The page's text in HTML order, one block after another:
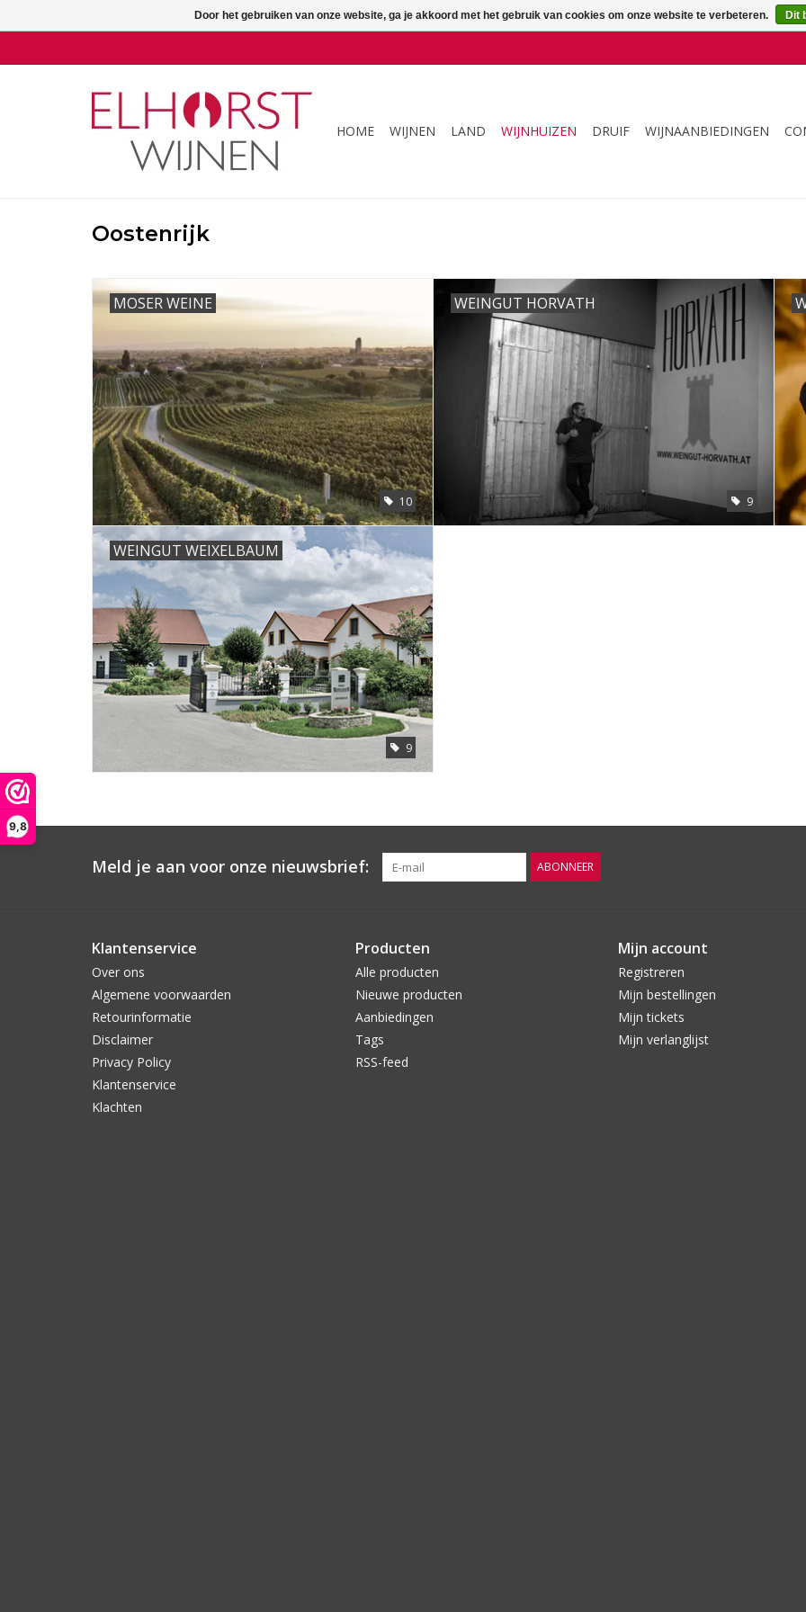
9,8
HOME WIJNEN LAND WIJNHUIZEN DRUIF WIJNAANBIEDINGEN
Oostenrijk
MOSER WEINE
10
WEINGUT HORVATH
9
WEINGUT WEIXELBAUM
9
Meld je aan voor onze nieuwsbrief: ABONNEER
Klantenservice
Over ons
Algemene voorwaarden
Retourinformatie
Disclaimer
Privacy Policy
Klantenservice
Klachten
Producten
Alle producten
Nieuwe producten
Aanbiedingen
Tags
RSS-feed
Mijn account
Registreren
Mijn bestellingen
Mijn tickets
Mijn verlanglijst
Door het gebruiken van onze website, ga je akkoord met het gebruik van cookies om onze website te verbeteren. Dit